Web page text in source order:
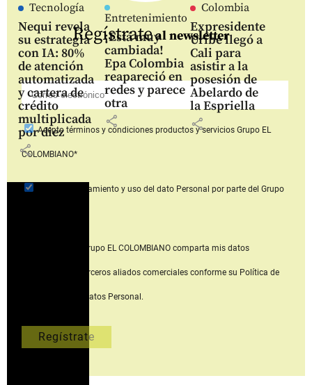
Tecnología
Nequi revela
su estrategia
con IA: 80%
de atención
automatizada
y cartera de
crédito
multiplicada
por diez
share
Entretenimiento
¡Está muy
cambiada!
Epa Colombia
reapareció en
redes y parece
otra
share
Colombia
Expresidente
Uribe llegó a
Cali para
asistir a la
posesión de
Abelardo de
la Espriella
share
Regístrateal newsletter
Aceptotérminos y condiciones productos y serviciosGrupo EL
COLOMBIANO*
el tratamiento y uso del dato Personal por parte del Grupo
Acepto que Grupo EL COLOMBIANOcomparta mis datos
personales con terceros aliados comerciales conforme su Política de
Tratamiento del Datos Personal.